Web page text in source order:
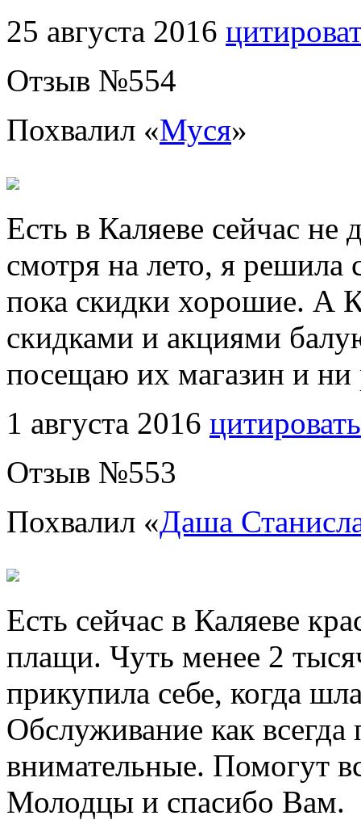
25 августа 2016
Отзыв №554
Похвалил «Муся»
Есть в Каляеве сейчас
смотря на лето, я решила
пока скидки хорошие. А
скидками и акциями
посещаю их магазин и ни
1 августа 2016 цитировать
Отзыв №553
Похвалил «Даша
Есть сейчас в Каляеве
плащи. Чуть менее 2
прикупила себе, когда
Обслуживание как
внимательные. Помогут
Молодцы и спасибо Вам.